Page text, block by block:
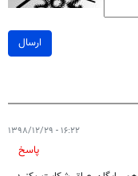
ارسال
۱۶:۲۲ - ۱۳۹۸/۱۲/۲۹
پاسخ